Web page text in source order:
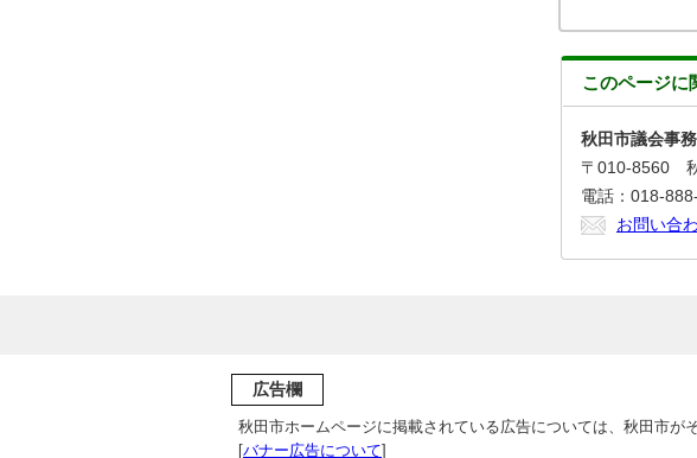
このページに
秋田市議会事
〒010-8560
電話：018-
お問い合
広告欄
秋田市ホームページに掲載されている広告については、秋田市が
[バナー広告について]